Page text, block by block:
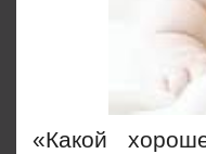
«Какой